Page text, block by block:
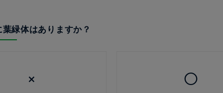
緑体はありますか？
× ◯